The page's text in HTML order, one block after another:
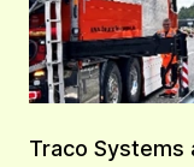
Traco Systems